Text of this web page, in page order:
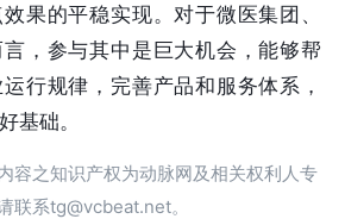
果的平稳实现。对于微医集团、
，参与其中是巨大机会，能够帮
行规律，完善产品和服务体系，
基础。
容之知识产权为动脉网及相关权利人专
联系tg@vcbeat.net。